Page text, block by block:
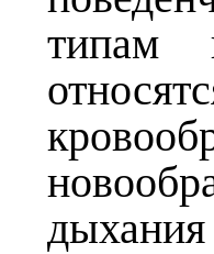
типам
дыхания